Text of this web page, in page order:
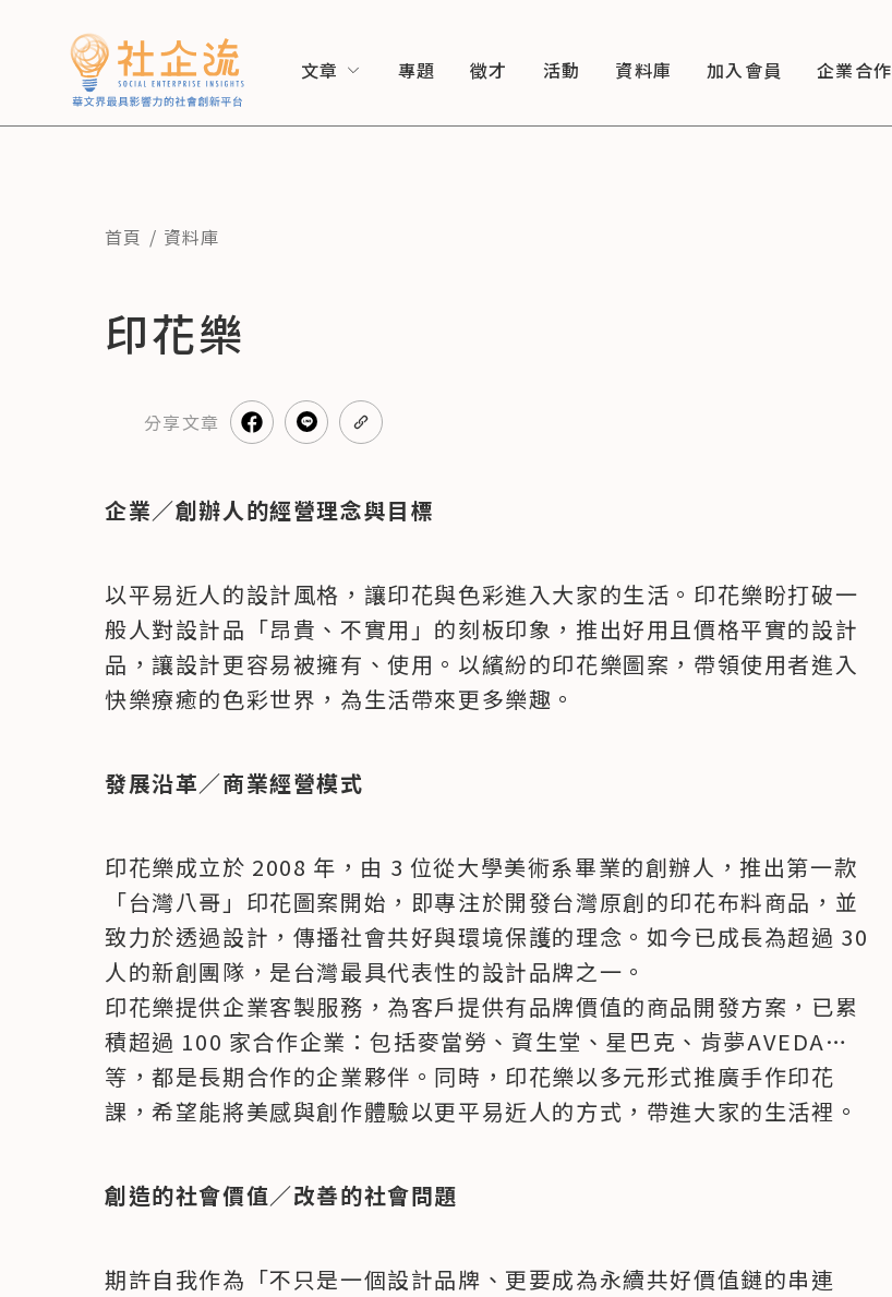
文章 專題 徵才 活動 資料庫 加入會員 企業合作
首頁 資料庫
印花樂
分享文章
企業／創辦人的經營理念與目標
以平易近人的設計風格，讓印花與色彩進入大家的生活。印花樂盼打破一
般人對設計品「昂貴、不實用」的刻板印象，推出好用且價格平實的設計
品，讓設計更容易被擁有、使用。以繽紛的印花樂圖案，帶領使用者進入
快樂療癒的色彩世界，為生活帶來更多樂趣。
發展沿革／商業經營模式
印花樂成立於 2008 年，由 3 位從大學美術系畢業的創辦人，推出第一款
「台灣八哥」印花圖案開始，即專注於開發台灣原創的印花布料商品，並
致力於透過設計，傳播社會共好與環境保護的理念。如今已成長為超過 30
人的新創團隊，是台灣最具代表性的設計品牌之一。
​印花樂提供企業客製服務，為客戶提供有品牌價值的商品開發方案，已累
積超過 100 家合作企業：包括麥當勞、資生堂、星巴克、肯夢AVEDA…
等，都是長期合作的企業夥伴。同時，印花樂以多元形式推廣手作印花
課，希望能將美感與創作體驗以更平易近人的方式，帶進大家的生活裡。
創造的社會價值／改善的社會問題
期許自我作為「不只是一個設計品牌、更要成為永續共好價值鏈的串連